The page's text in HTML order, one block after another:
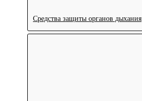
Средства защиты органов дыхания